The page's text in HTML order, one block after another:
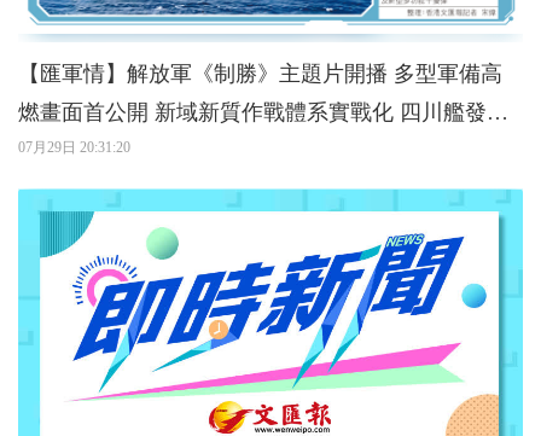
【匯軍情】解放軍《制勝》主題片開播 多型軍備高
燃畫面首公開 新域新質作戰體系實戰化 四川艦發射
新型多功能干擾彈
07月29日 20:31:20